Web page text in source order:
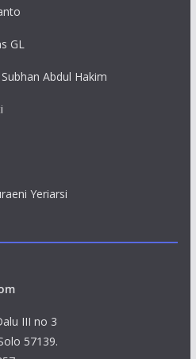
GL
Abdul Hakim
Yeriarsi
III no 3
57139.